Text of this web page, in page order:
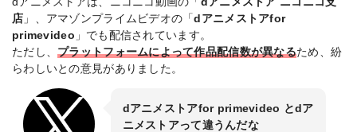
店 」、アマゾンプライムビデオの「dアニメストアfor
primevideo 」でも配信されています。
ただし、プラットフォームによって作品配信数が異なるため、紛
らわしいとの意見がありました。
dアニメストアfor primevideo とdア
ニメストアって違うんだな